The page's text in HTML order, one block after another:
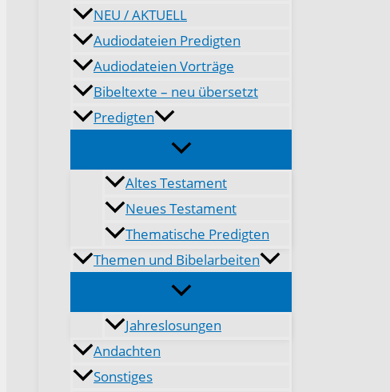
NEU / AKTUELL
Audiodateien Predigten
Audiodateien Vorträge
Bibeltexte – neu übersetzt
Predigten
Altes Testament
Neues Testament
Thematische Predigten
Themen und Bibelarbeiten
Jahreslosungen
Andachten
Sonstiges